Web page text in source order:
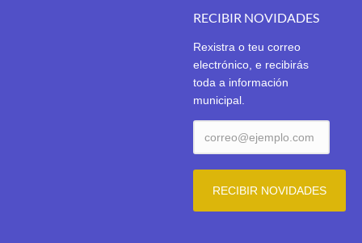
RECIBIR NOVIDADES
Rexistra o teu correo
electrónico, e recibirás
toda a información
municipal.